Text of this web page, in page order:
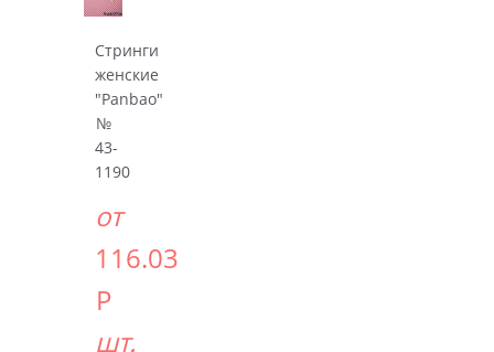
Стринги
женские
"Panbao"
№
43-
1190
от
116.03
Р
шт.